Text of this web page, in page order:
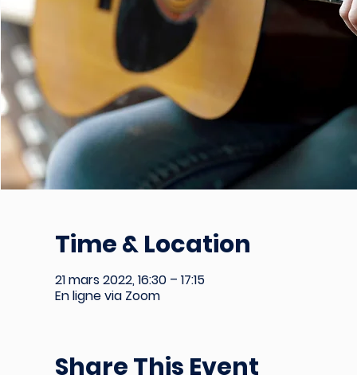
Time & Location
21 mars 2022, 16:30 – 17:15
En ligne via Zoom
Share This Event